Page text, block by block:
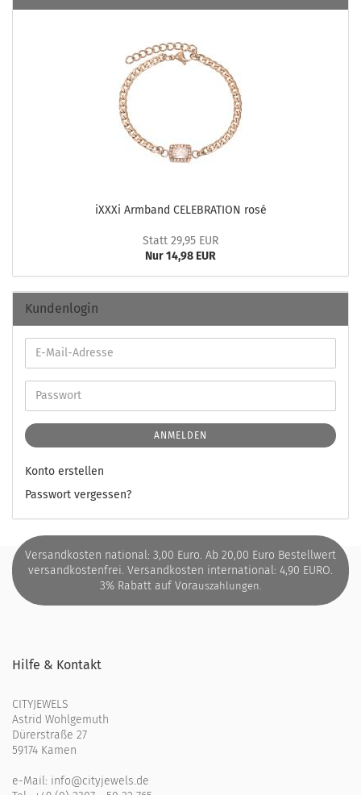
iXXXi Arm­band CE­LE­BRA­TI­ON rosé
Statt 29,95 EUR
Nur 14,98 EUR
Kundenlogin
ANMELDEN
Konto erstellen
Passwort vergessen?
Versandkosten national: 3,00 Euro. Ab 20,00 Euro Bestellwert
versandkostenfrei. Versandkosten international: 4,90 EURO.
3% Rabatt auf Vorauszahlungen.
Hilfe & Kontakt
CITYJEWELS
Astrid Wohlgemuth
Dürerstraße 27
59174 Kamen
e-Mail: info@cityjewels.de